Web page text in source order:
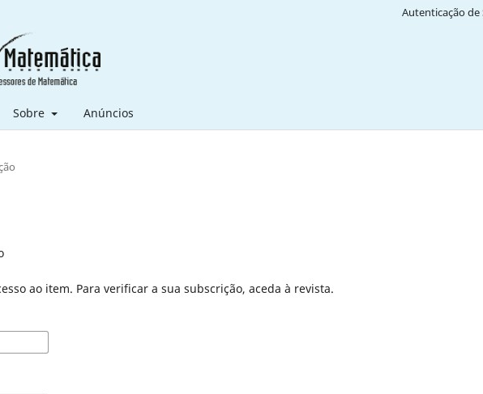
Sobre Anúncios
Autenticação de
ao item. Para verificar a sua subscrição, aceda à revista.